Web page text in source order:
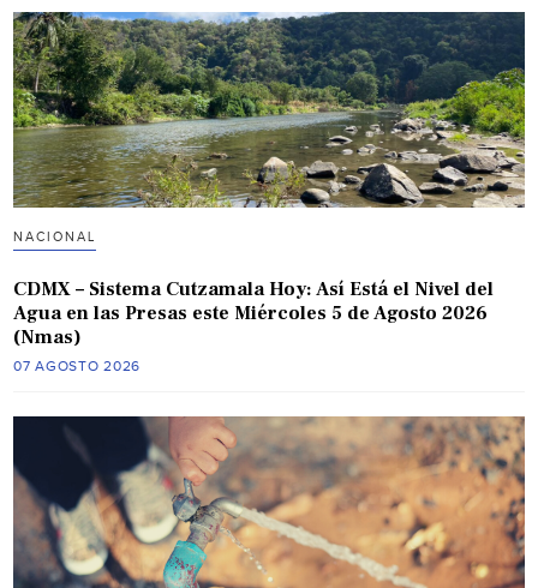
NACIONAL
CDMX – Sistema Cutzamala Hoy: Así Está el Nivel del
Agua en las Presas este Miércoles 5 de Agosto 2026
(Nmas)
07 AGOSTO 2026